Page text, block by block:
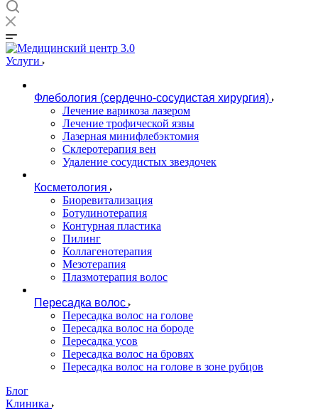
Услуги
Флебология (сердечно-сосудистая хирургия)
Лечение варикоза лазером
Лечение трофической язвы
Лазерная минифлебэктомия
Cклеротерапия вен
Удаление сосудистых звездочек
Косметология
Биоревитализация
Ботулинотерапия
Контурная пластика
Пилинг
Коллагенотерапия
Мезотерапия
Плазмотерапия волос
Пересадка волос
Пересадка волос на голове
Пересадка волос на бороде
Пересадка усов
Пересадка волос на бровях
Пересадка волос на голове в зоне рубцов
Блог
Клиника